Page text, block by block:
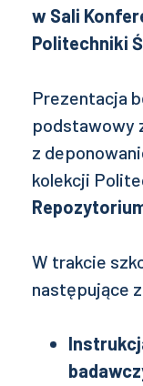
w Sali
Politechniki
Prezentacja
podstawowy
z
kolekcji
W trakcie
następujące